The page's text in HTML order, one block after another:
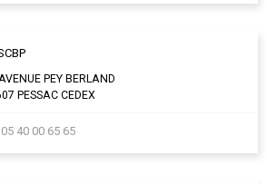
PEY BERLAND
PESSAC CEDEX
05 40 00 65 65